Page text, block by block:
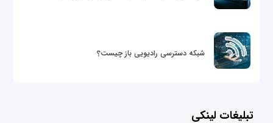
شبکه دسترسی رادیویی باز چیست؟
تبلیغات لینکی